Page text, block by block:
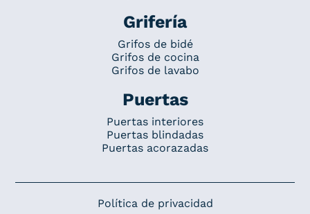
Grifería
Grifos de bidé
Grifos de cocina
Grifos de lavabo
Puertas
Puertas interiores
Puertas blindadas
Puertas acorazadas
Política de privacidad